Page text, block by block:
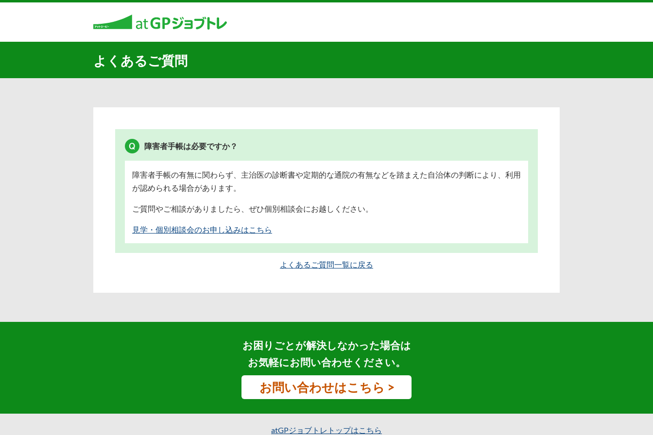
よくあるご質問
障害者手帳は必要ですか？
障害者手帳の有無に関わらず、主治医の診断書や定期的な通院の有無などを踏まえた自治体の判断により、利用
が認められる場合があります。
ご質問やご相談がありましたら、ぜひ個別相談会にお越しください。
見学・個別相談会のお申し込みはこちら
よくあるご質問一覧に戻る
お困りごとが解決しなかった場合は
お気軽にお問い合わせください。
お問い合わせはこちら >
atGPジョブトレトップはこちら